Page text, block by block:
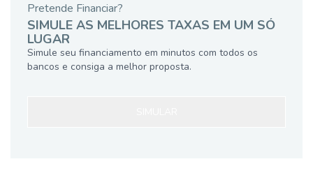
Pretende Financiar?
SIMULE AS MELHORES TAXAS EM UM SÓ
LUGAR
Simule seu financiamento em minutos com todos os
bancos e consiga a melhor proposta.